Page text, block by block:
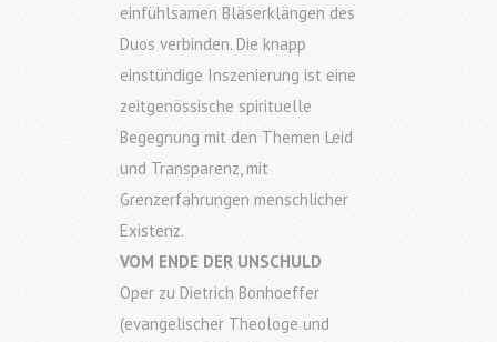
einfühlsamen Bläserklängen des
Duos verbinden. Die knapp
einstündige Inszenierung ist eine
zeitgenössische spirituelle
Begegnung mit den Themen Leid
und Transparenz, mit
Grenzerfahrungen menschlicher
Existenz.
VOM ENDE DER UNSCHULD
Oper zu Dietrich Bonhoeffer
(evangelischer Theologe und